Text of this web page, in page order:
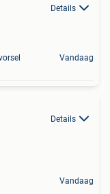
Details
Vandaag
Details
Vandaag